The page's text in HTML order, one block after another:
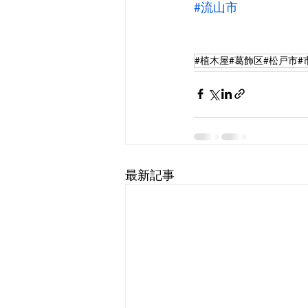
#流山市
#植木屋#葛飾区#松戸市#
最新記事